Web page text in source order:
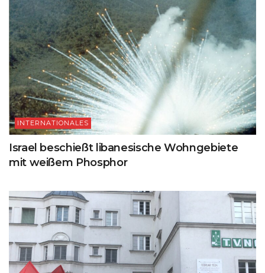
INTERNATIONALES
Israel beschießt libanesische Wohngebiete
mit weißem Phosphor